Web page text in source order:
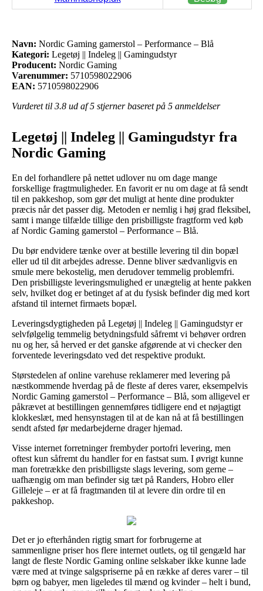
Navn: Nordic Gaming gamerstol – Performance – Blå
Kategori: Legetøj || Indeleg || Gamingudstyr
Producent: Nordic Gaming
Varenummer: 5710598022906
EAN: 5710598022906
Vurderet til 3.8 ud af 5 stjerner baseret på 5 anmeldelser
Legetøj || Indeleg || Gamingudstyr fra
Nordic Gaming
En del forhandlere på nettet udlover nu om dage mange
forskellige fragtmuligheder. En favorit er nu om dage at få sendt
til en pakkeshop, som gør det muligt at hente dine produkter
præcis når det passer dig. Metoden er nemlig i høj grad fleksibel,
samt i mange tilfælde tillige den prisbilligste fragtform ved køb
af Nordic Gaming gamerstol – Performance – Blå.
Du bør endvidere tænke over at bestille levering til din bopæl
eller ud til dit arbejdes adresse. Denne bliver sædvanligvis en
smule mere bekostelig, men derudover temmelig problemfri.
Den prisbilligste leveringsmulighed er unægtelig at hente pakken
selv, hvilket dog er betinget af at du fysisk befinder dig med kort
afstand til internet firmaets bopæl.
Leveringsdygtigheden på Legetøj || Indeleg || Gamingudstyr er
selvfølgelig temmelig betydningsfuld såfremt vi behøver ordren
nu og her, så herved er det ganske afgørende at vi checker den
forventede leveringsdato ved det respektive produkt.
Størstedelen af online varehuse reklamerer med levering på
næstkommende hverdag på de fleste af deres varer, eksempelvis
Nordic Gaming gamerstol – Performance – Blå, som alligevel er
påkrævet at bestillingen gennemføres tidligere end et nøjagtigt
klokkeslæt, med hensynstagen til at de kan nå at få bestillingen
sendt afsted før medarbejderne drager hjemad.
Visse internet forretninger frembyder portofri levering, men
oftest kun såfremt du handler for en fastsat sum. I øvrigt kunne
man foretrække den prisbilligste slags levering, som gerne –
uafhængig om man befinder sig tæt på Randers, Hobro eller
Gilleleje – er at få fragtmanden til at levere din ordre til en
pakkeshop.
Det er jo efterhånden rigtig smart for forbrugerne at
sammenligne priser hos flere internet outlets, og til gengæld har
langt de fleste Nordic Gaming online selskaber ikke kunne lade
være med at tvinge salgspriserne på en række af deres varer – til
børn og babyer, men ligeledes til mænd og kvinder – helt i bund,